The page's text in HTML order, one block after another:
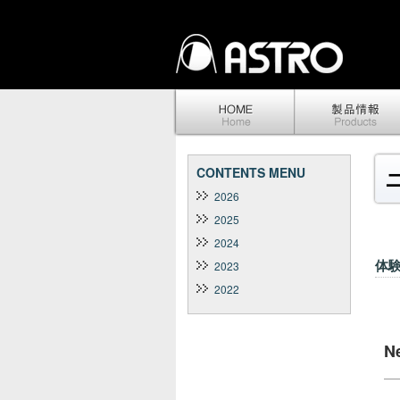
体
CONTENTS MENU
2026
2025
2024
2023
2022